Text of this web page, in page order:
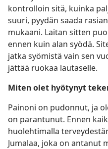
kontrolloin sitä, kuinka
suuri, pyydän saada
mukaani. Laitan sitten
ennen kuin alan syödä.
jatka syömistä vain sen
jättää ruokaa lautaselle.
Miten olet hyötynyt
Painoni on pudonnut, ja
on parantunut. Ennen
huolehtimalla
Jumalaa, joka on antanut